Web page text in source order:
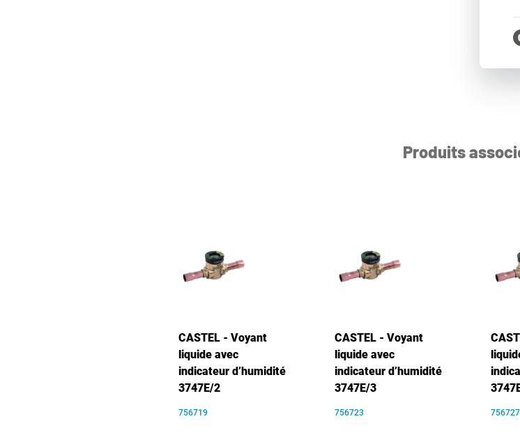
Produits
CASTEL - Voyant
liquide avec
indicateur d’humidité
3747E/2
756719
CASTEL - Voyant
liquide avec
indicateur d’humidité
3747E/3
756723 756727